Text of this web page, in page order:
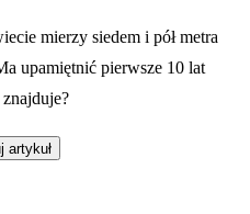
mierzy siedem i pół metra
upamiętnić pierwsze 10 lat
artykuł